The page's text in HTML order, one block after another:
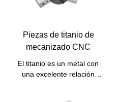
Piezas de titanio de
mecanizado CNC
El titanio es un metal con
una excelente relación